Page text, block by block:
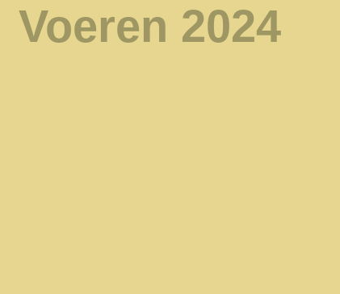
Voeren 2024